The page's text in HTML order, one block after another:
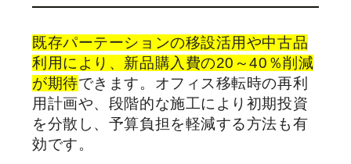
既存パーテーションの移設活用や中古品
利用により、新品購入費の20～40％削減
が期待できます。オフィス移転時の再利
用計画や、段階的な施工により初期投資
を分散し、予算負担を軽減する方法も有
効です。